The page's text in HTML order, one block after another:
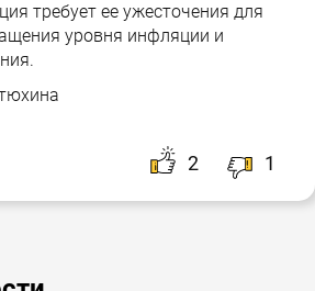
требует ее ужесточения для
уровня инфляции и
2 1